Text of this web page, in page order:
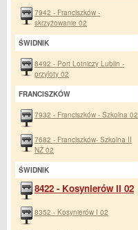
7942 - Franciszków -
skrzyżowanie 02
ŚWIDNIK
8492 - Port Lotniczy Lublin -
przyloty 02
FRANCISZKÓW
7932 - Franciszków - Szkolna 02
7682 - Franciszków- Szkolna II
NŻ 02
ŚWIDNIK
8422 - Kosynierów II 02
8352 - Kosynierów I 02